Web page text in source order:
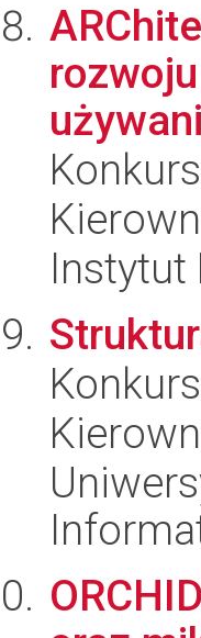
Instytut